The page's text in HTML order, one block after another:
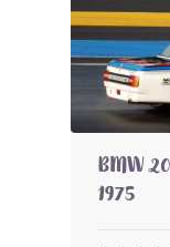
BMW
1975